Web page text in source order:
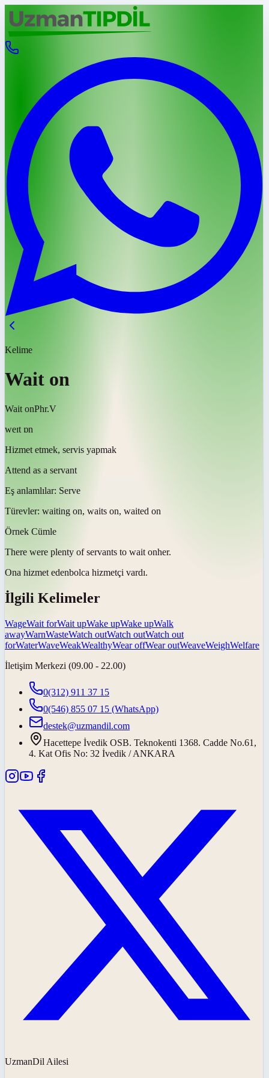
Kelime
Wait on
Wait onPhr.V
weɪt ɒn
Hizmet etmek, servis yapmak
Attend as a servant
Eş anlamlılar: Serve
Türevler: waiting on, waits on, waited on
Örnek Cümle
There were plenty of servants to wait onher.
Ona hizmet edenbolca hizmetçi vardı.
İlgili Kelimeler
WageWait forWait upWake upWake upWalk
awayWarnWasteWatch outWatch outWatch out
forWaterWaveWeakWealthyWear offWear outWeaveWeighWelfare
İletişim Merkezi (09.00 - 22.00)
0(312) 911 37 15
0(546) 855 07 15 (WhatsApp)
destek@uzmandil.com
Hacettepe İvedik OSB. Teknokenti 1368. Cadde No.61,
4. Kat Ofis No: 32 İvedik / ANKARA
UzmanDil Ailesi